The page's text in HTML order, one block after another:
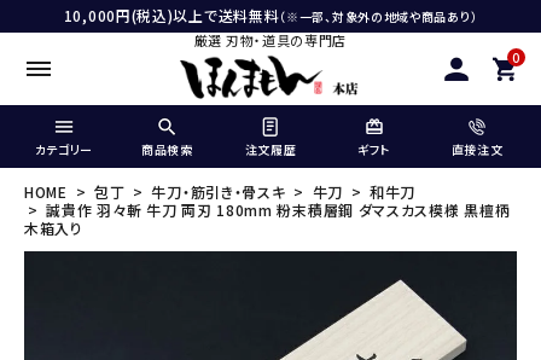
10,000円(税込)以上で送料無料（※一部、対象外の地域や商品あり）
厳選 刃物・道具の専門店
0
カテゴリー 商品検索 注文履歴 ギフト 直接注文
HOME 包丁 牛刀・筋引き・骨スキ 牛刀
和牛刀
誠貴作 羽々斬 牛刀 両刃 180mm 粉末積層鋼 ダマスカス模様 黒檀柄
木箱入り